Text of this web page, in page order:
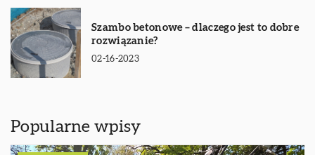
Szambo betonowe – dlaczego jest to dobre
rozwiązanie?
02-16-2023
Popularne wpisy